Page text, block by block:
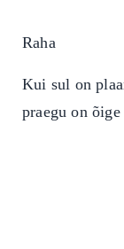
Raha
Kui sul on
praegu on õige